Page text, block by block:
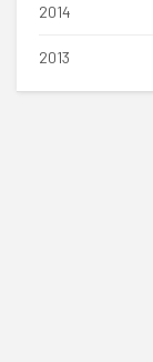
2014
2013